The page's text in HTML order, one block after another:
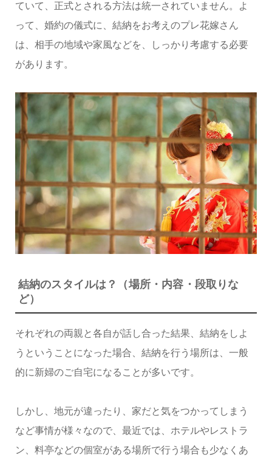
ていて、正式とされる方法は統一されていません。よ
って、婚約の儀式に、結納をお考えのプレ花嫁さん
は、相手の地域や家風などを、しっかり考慮する必要
があります。
結納のスタイルは？（場所・内容・段取りな
ど）
それぞれの両親と各自が話し合った結果、結納をしよ
うということになった場合、結納を行う場所は、一般
的に新婦のご自宅になることが多いです。
しかし、地元が違ったり、家だと気をつかってしまう
など事情が様々なので、最近では、ホテルやレストラ
ン、料亭などの個室がある場所で行う場合も少なくあ